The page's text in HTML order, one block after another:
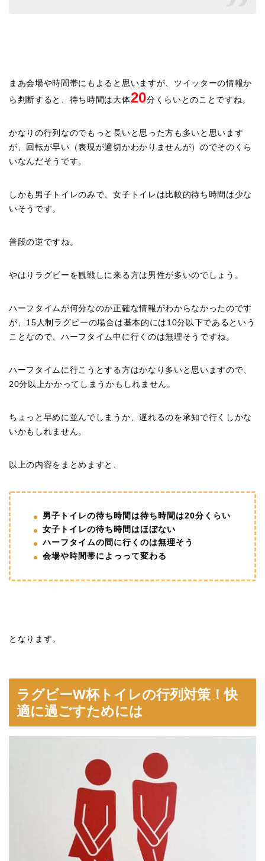
まあ会場や時間帯にもよると思いますが、ツイッターの情報か
ら判断すると、待ち時間は大体20分くらいとのことですね。
かなりの行列なのでもっと長いと思った方も多いと思います
が、回転が早い（表現が適切かわかりませんが）のでそのくら
いなんだそうです。
しかも男子トイレのみで、女子トイレは比較的待ち時間は少な
いそうです。
普段の逆ですね。
やはりラグビーを観戦しに来る方は男性が多いのでしょう。
ハーフタイムが何分なのか正確な情報がわからなかったのです
が、15人制ラグビーの場合は基本的には10分以下であるという
ことなので、ハーフタイム中に行くのは無理そうですね。
ハーフタイムに行こうとする方はかなり多いと思いますので、
20分以上かかってしまうかもしれません。
ちょっと早めに並んでしまうか、遅れるのを承知で行くしかな
いかもしれません。
以上の内容をまとめますと、
男子トイレの待ち時間は待ち時間は20分くらい
女子トイレの待ち時間はほぼない
ハーフタイムの間に行くのは無理そう
会場や時間帯によっって変わる
となります。
ラグビーW杯トイレの行列対策！快
適に過ごすためには